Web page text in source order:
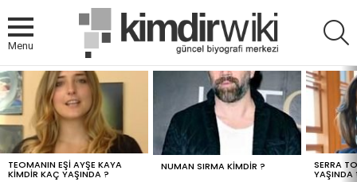
Menu
MOST
VIEWED
STORIES
TEOMANIN EŞI AYŞE KAYA
KIMDIR KAÇ YAŞINDA ?
NUMAN SIRMA KIMDIR ? SERRA
YAŞINDA